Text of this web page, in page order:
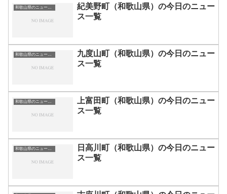
和歌山県のニュース一覧
紀美野町（和歌山県）の今日のニュー
ス一覧
和歌山県のニュース一覧
九度山町（和歌山県）の今日のニュー
ス一覧
和歌山県のニュース一覧
上富田町（和歌山県）の今日のニュー
ス一覧
和歌山県のニュース一覧
日高川町（和歌山県）の今日のニュー
ス一覧